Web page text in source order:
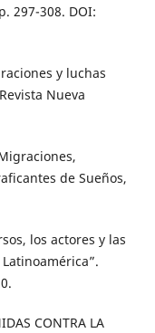
297-308. DOI:
y luchas
Nueva
de Sueños,
los actores y las
CONTRA LA